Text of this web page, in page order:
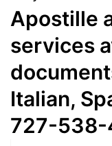
Apostille
services
Italian,
727-538-